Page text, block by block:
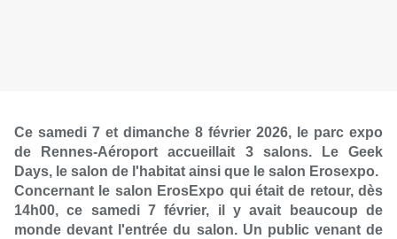
Ce samedi 7 et dimanche 8 février 2026, le parc expo
de Rennes-Aéroport accueillait 3 salons. Le Geek
Days, le salon de l'habitat ainsi que le salon Erosexpo.
Concernant le salon ErosExpo qui était de retour, dès
14h00, ce samedi 7 février, il y avait beaucoup de
monde devant l'entrée du salon. Un public venant de